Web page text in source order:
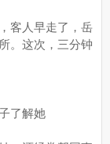
客人早走了，岳
。这次，三分钟
她